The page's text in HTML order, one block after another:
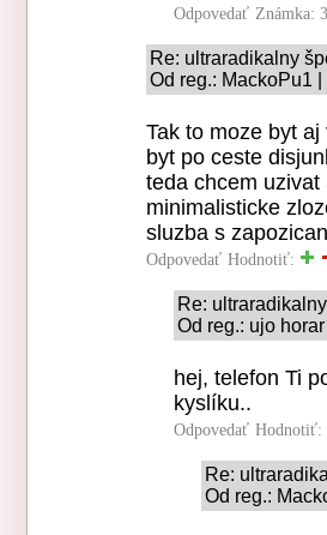
Odpovedať Známka:
Re: ultraradikalny
Od reg.: MackoPu1
Tak to moze byt
byt po ceste
teda chcem
minimalisticke
sluzba s
Odpovedať Hodnotiť:
Re:
Od reg.: ujo
hej, telefon Ti
kyslíku..
Odpovedať Hodnotiť:
Re:
Od reg.: